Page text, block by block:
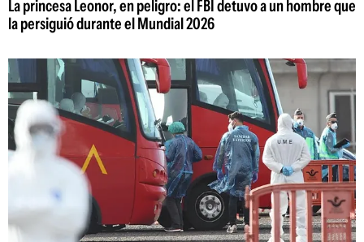
La princesa Leonor, en peligro: el FBI detuvo a un hombre que
la persiguió durante el Mundial 2026